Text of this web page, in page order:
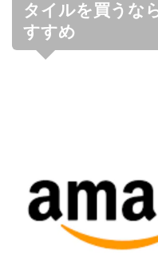
タイルを買うな
すすめ